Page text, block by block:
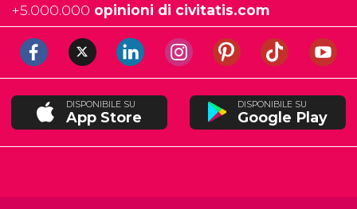
+5.000.000 opinioni di civitatis.com
DISPONIBILE SU
App Store
DISPONIBILE SU
Google Play